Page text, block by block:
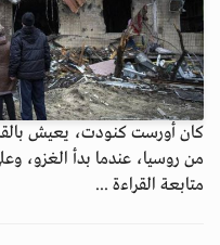
كان أورست كنودت، يعيش
من روسيا، عندما بدأ الغزو،
متابعة القراءة ...